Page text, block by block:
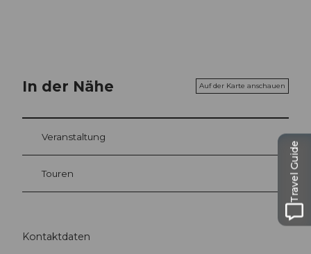
In der Nähe Auf der Karte anschauen
Veranstaltung
Touren
Kontaktdaten
Travel Guide